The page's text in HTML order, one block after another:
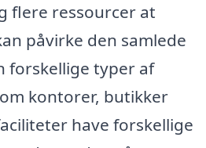
flere ressourcer at
påvirke den samlede
forskellige typer af
kontorer, butikker
have forskellige